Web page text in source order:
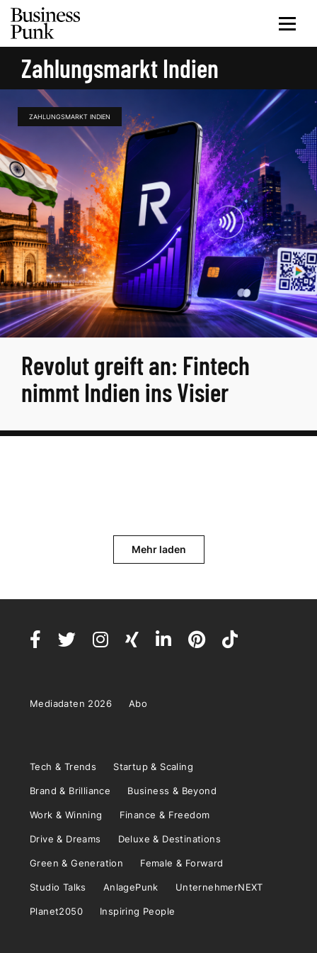
Zahlungsmarkt Indien
ZAHLUNGSMARKT INDIEN
Revolut greift an: Fintech
nimmt Indien ins Visier
Mehr laden
Mediadaten 2026 Abo
Tech & Trends Startup & Scaling
Brand & Brilliance Business & Beyond
Work & Winning Finance & Freedom
Drive & Dreams Deluxe & Destinations
Green & Generation Female & Forward
Studio Talks AnlagePunk UnternehmerNEXT
Planet2050 Inspiring People